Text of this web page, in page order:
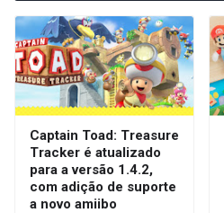
Captain Toad: Treasure
Tracker é atualizado
para a versão 1.4.2,
com adição de suporte
a novo amiibo